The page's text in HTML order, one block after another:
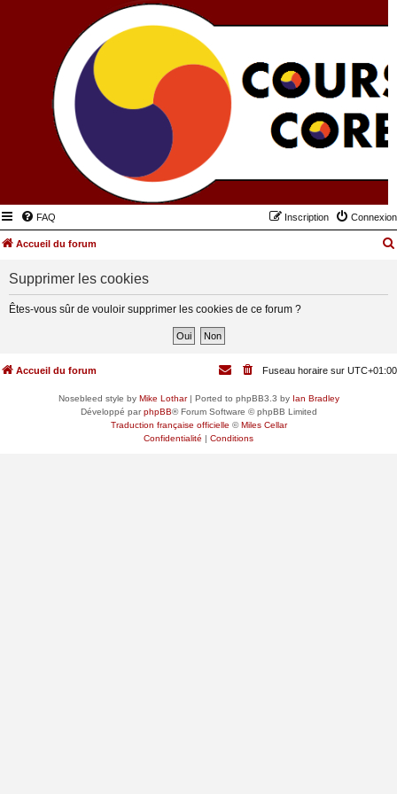
FAQ Connexion
Inscription
Accueil du forum
Supprimer les cookies
Êtes-vous sûr de vouloir supprimer les cookies de ce forum ?
Accueil du forum Fuseau horaire sur UTC+01:00
Nosebleed style by Mike Lothar| Ported to phpBB3.3 by Ian Bradley
Développé parphpBB® Forum Software © phpBB Limited
Traduction française officielle ©Miles Cellar
Confidentialité | Conditions